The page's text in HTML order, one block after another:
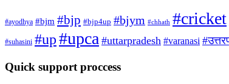
#ayodhya #bjm #bjp #bjp4up #bjym #chhath #cricket
#suhasini #up#upca #uttarpradesh #varanasi
Quick support proccess